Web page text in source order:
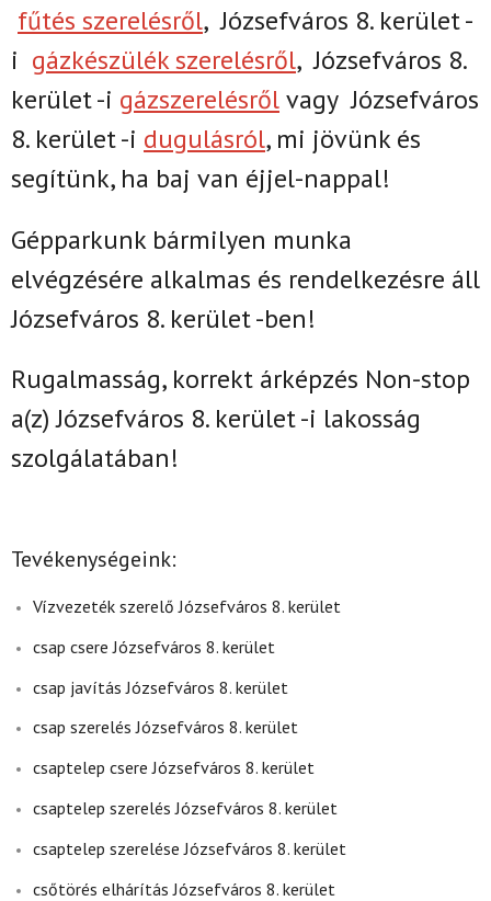
fűtés szerelésről, Józsefváros 8. kerület -
i gázkészülék szerelésről, Józsefváros 8.
kerület -i gázszerelésrőlvagy Józsefváros
8. kerület -i dugulásról, mi jövünk és
segítünk, ha baj van éjjel-nappal!
Gépparkunk bármilyen munka
elvégzésére alkalmas és rendelkezésre áll
Józsefváros 8. kerület -ben!
Rugalmasság, korrekt árképzés Non-stop
a(z)Józsefváros 8. kerület -i lakosság
szolgálatában!
Tevékenységeink:
Vízvezeték szerelő Józsefváros 8. kerület
csap csere Józsefváros 8. kerület
csap javítás Józsefváros 8. kerület
csap szerelés Józsefváros 8. kerület
csaptelep csere Józsefváros 8. kerület
csaptelep szerelés Józsefváros 8. kerület
csaptelep szerelése Józsefváros 8. kerület
csőtörés elhárítás Józsefváros 8. kerület